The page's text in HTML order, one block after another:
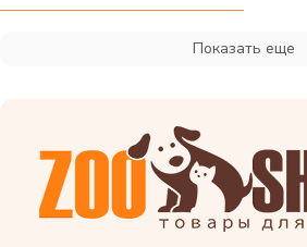
Показать еще